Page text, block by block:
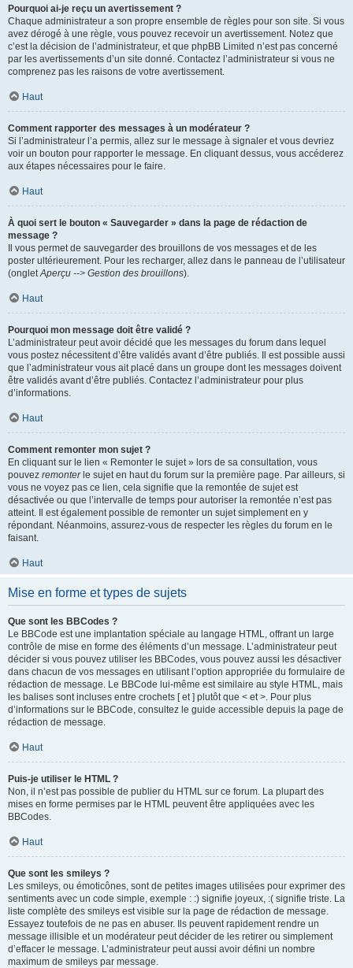
Pourquoi ai-je reçu un avertissement ?
Chaque administrateur a son propre ensemble de règles pour son site. Si vous
avez dérogé à une règle, vous pouvez recevoir un avertissement. Notez que
c’est la décision de l’administrateur, et que phpBB Limited n’est pas concerné
par les avertissements d’un site donné. Contactez l’administrateur si vous ne
comprenez pas les raisons de votre avertissement.
Haut
Comment rapporter des messages à un modérateur ?
Si l’administrateur l’a permis, allez sur le message à signaler et vous devriez
voir un bouton pour rapporter le message. En cliquant dessus, vous accéderez
aux étapes nécessaires pour le faire.
Haut
À quoi sert le bouton « Sauvegarder » dans la page de rédaction de
message ?
Il vous permet de sauvegarder des brouillons de vos messages et de les
poster ultérieurement. Pour les recharger, allez dans le panneau de l’utilisateur
(ongletAperçu --> Gestion des brouillons).
Haut
Pourquoi mon message doit être validé ?
L’administrateur peut avoir décidé que les messages du forum dans lequel
vous postez nécessitent d’être validés avant d’être publiés. Il est possible aussi
que l’administrateur vous ait placé dans un groupe dont les messages doivent
être validés avant d’être publiés. Contactez l’administrateur pour plus
d’informations.
Haut
Comment remonter mon sujet ?
En cliquant sur le lien « Remonter le sujet » lors de sa consultation, vous
pouvez remonterle sujet en haut du forum sur la première page. Par ailleurs, si
vous ne voyez pas ce lien, cela signifie que la remontée de sujet est
désactivée ou que l’intervalle de temps pour autoriser la remontée n’est pas
atteint. Il est également possible de remonter un sujet simplement en y
répondant. Néanmoins, assurez-vous de respecter les règles du forum en le
faisant.
Haut
Mise en forme et types de sujets
Que sont les BBCodes ?
Le BBCode est une implantation spéciale au langage HTML, offrant un large
contrôle de mise en forme des éléments d’un message. L’administrateur peut
décider si vous pouvez utiliser les BBCodes, vous pouvez aussi les désactiver
dans chacun de vos messages en utilisant l’option appropriée du formulaire de
rédaction de message. Le BBCode lui-même est similaire au style HTML, mais
les balises sont incluses entre crochets [ et ] plutôt que < et >. Pour plus
d’informations sur le BBCode, consultez le guide accessible depuis la page de
rédaction de message.
Haut
Puis-je utiliser le HTML ?
Non, il n’est pas possible de publier du HTML sur ce forum. La plupart des
mises en forme permises par le HTML peuvent être appliquées avec les
BBCodes.
Haut
Que sont les smileys ?
Les smileys, ou émoticônes, sont de petites images utilisées pour exprimer des
sentiments avec un code simple, exemple : :) signifie joyeux, :( signifie triste. La
liste complète des smileys est visible sur la page de rédaction de message.
Essayez toutefois de ne pas en abuser. Ils peuvent rapidement rendre un
message illisible et un modérateur peut décider de les retirer ou simplement
d’effacer le message. L’administrateur peut aussi avoir défini un nombre
maximum de smileys par message.